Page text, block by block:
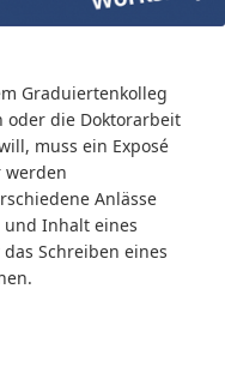
Graduiertenkolleg
die Doktorarbeit
muss ein Exposé
werden
Anlässe
Inhalt eines
Schreiben eines